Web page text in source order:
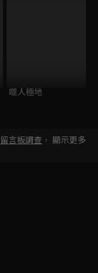
噬人極地
留言板調查 ， 顯示更多